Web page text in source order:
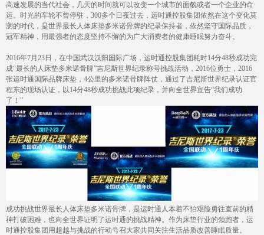
高速发展的当代社会，几天的时间就可以改变一个城市的面貌或者一个企业的命
运。时光的车轮不曾停驻， 300多个日夜过去，运时通控股集团依然在这个变化莫
测的时代，是世界最长人体床垫多米诺骨牌的纪录保持者，依然坚守国际品质，
冠军精神，用最强者的态度坚持不懈的为广大消费者的健康睡眠努力奋斗。
2016年7月 23日，在中国武汉汉阳国际广场，运时通控股集团耗时14分48秒成功完
成“最长的人 床垫多米诺骨牌”吉尼斯世界纪录称号挑战活动， 2016位勇士， 2016
张运时通国际品牌床垫， 4公里的多米诺骨牌阵仗，通过了吉尼斯世界纪录认证官
程东的现场认证，以14分48秒成功挑战此项纪录，并向全世界宣告“我们成功
了！”
成功挑战世界最长人体床垫多米诺骨牌，是运时通人本着不怕艰险勇往直前的精
神打破困难，也向全世界证明了运时通的挑战精神。作为床垫行业的领跑者，运
时通控股集团用超越与挑战的行动号召大家共同关注生活品质改善睡眠质量。